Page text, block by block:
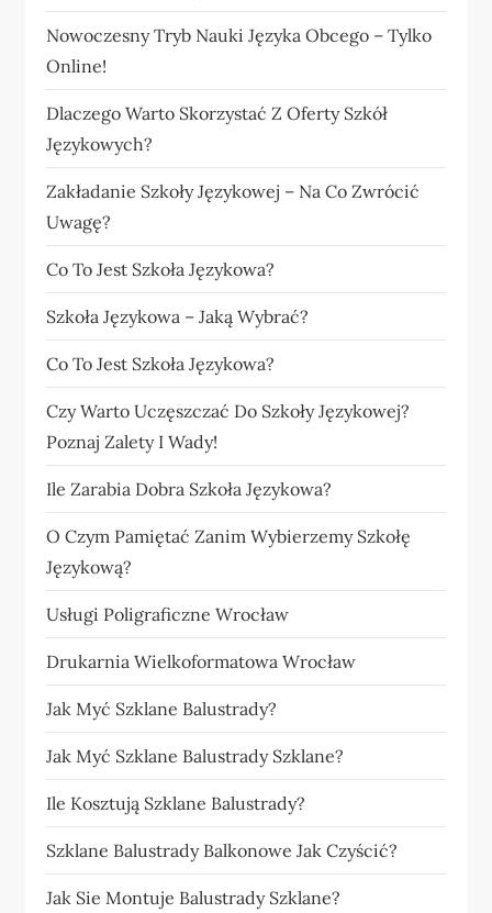
Nowoczesny Tryb Nauki Języka Obcego – Tylko
Online!
Dlaczego Warto Skorzystać Z Oferty Szkół
Językowych?
Zakładanie Szkoły Językowej – Na Co Zwrócić
Uwagę?
Co To Jest Szkoła Językowa?
Szkoła Językowa – Jaką Wybrać?
Co To Jest Szkoła Językowa?
Czy Warto Uczęszczać Do Szkoły Językowej?
Poznaj Zalety I Wady!
Ile Zarabia Dobra Szkoła Językowa?
O Czym Pamiętać Zanim Wybierzemy Szkołę
Językową?
Usługi Poligraficzne Wrocław
Drukarnia Wielkoformatowa Wrocław
Jak Myć Szklane Balustrady?
Jak Myć Szklane Balustrady Szklane?
Ile Kosztują Szklane Balustrady?
Szklane Balustrady Balkonowe Jak Czyścić?
Jak Sie Montuje Balustrady Szklane?